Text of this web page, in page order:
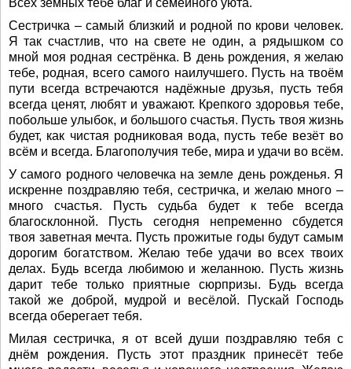
Всех земных тебе благ и семейного уюта.
Сестричка – самый близкий и родной по крови человек.
Я так счастлив, что на свете не один, а рядышком со
мной моя родная сестрёнка. В день рождения, я желаю
тебе, родная, всего самого наилучшего. Пусть на твоём
пути всегда встречаются надёжные друзья, пусть тебя
всегда ценят, любят и уважают. Крепкого здоровья тебе,
побольше улыбок, и большого счастья. Пусть твоя жизнь
будет, как чистая родниковая вода, пусть тебе везёт во
всём и всегда. Благополучия тебе, мира и удачи во всём.
У самого родного человечка на земле день рожденья. Я
искренне поздравляю тебя, сестричка, и желаю много –
много счастья. Пусть судьба будет к тебе всегда
благосклонной. Пусть сегодня непременно сбудется
твоя заветная мечта. Пусть прожитые годы будут самым
дорогим богатством. Желаю тебе удачи во всех твоих
делах. Будь всегда любимою и желанною. Пусть жизнь
дарит тебе только приятные сюрпризы. Будь всегда
такой же доброй, мудрой и весёлой. Пускай Господь
всегда оберегает тебя.
Милая сестричка, я от всей души поздравляю тебя с
днём рождения. Пусть этот праздник принесёт тебе